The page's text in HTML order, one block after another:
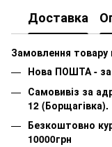
Доставка
Замовлення
Нова ПОШТА - за
Самовивіз за
12 (Борщагівка).
Безкоштовно
10000грн